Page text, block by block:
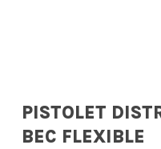
PISTOLET
BEC FLEXIBLE